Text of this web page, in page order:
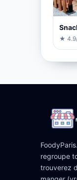
★ 4.9/
regroupe
trouverez